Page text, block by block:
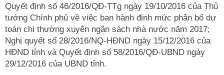
Quyết định số 46/2016/QĐ-TTg ngày 19/10/2016 của Thủ
tướng Chính phủ về việc ban hành định mức phân bổ dự
toán chi thường xuyên ngân sách nhà nước năm 2017;
Nghị quyết số 28/2016/NQ-HĐND ngày 15/12/2016 của
HĐND tỉnh và Quyết định số 58/2016/QĐ-UBND ngày
29/12/2016 của UBND tỉnh.